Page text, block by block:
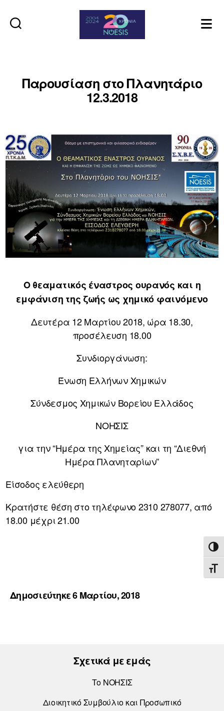
Παρουσίαση στο Πλανητάριο
12.3.2018
Ο θεαματικός έναστρος ουρανός και η
εμφάνιση της ζωής ως χημικό φαινόμενο
Δευτέρα 12 Μαρτίου 2018, ώρα 18.30,
προσέλευση 18.00
Συνδιοργάνωση:
Ένωση Ελλήνων Χημικών
Σύνδεσμος Χημικών Βορείου Ελλάδος
ΝΟΗΣΙΣ
για την “Ημέρα της Χημείας” και τη “Διεθνή
Ημέρα Πλανηταρίων”
Είσοδος ελεύθερη
Κρατήστε θέση στο τηλέφωνο 2310 278077, από
18.00 μέχρι 21.00
Δημοσιεύτηκε 6 Μαρτίου, 2018
Σχετικά με εμάς
Το ΝΟΗΣΙΣ
Διοικητικό Συμβούλιο και Προσωπικό